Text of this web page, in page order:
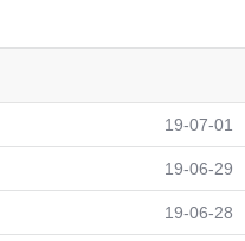
19-07-01
19-06-29
19-06-28